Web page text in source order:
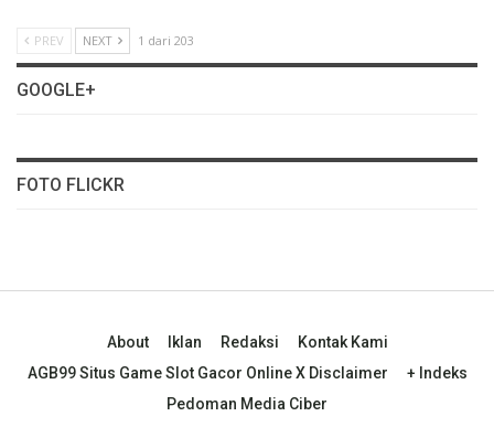
PREV NEXT 1 dari 203
GOOGLE+
FOTO FLICKR
About Iklan Redaksi
Kontak Kami
AGB99 Situs Game Slot Gacor Online X Disclaimer
+ Indeks
Pedoman Media Ciber